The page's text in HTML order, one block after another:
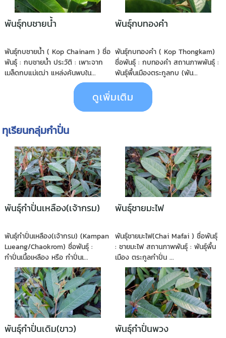
พันธุ์กบชายน้ำ
พันธุ์กบชายน้ำ ( Kop Chainam ) ชื่อ
พันธุ์ : กบชายน้ำ ประวัติ : เพาะจาก
เมล็ดกบแม่เฒ่า แหล่งค้นพบใน...
พันธุ์กบทองคำ
พันธุ์กบทองคำ ( Kop Thongkam)
ชื่อพันธุ์ : กบทองคำ สถานภาพพันธุ์ :
พันธุ์พื้นเมืองตระกูลกบ (พัน...
ดูเพิ่มเติม
ทุเรียนกลุ่มกำปั่น
พันธุ์กำปั่นเหลือง(เจ้ากรม)
พันธุ์กำปั่นเหลือง(เจ้ากรม) (Kampan
Lueang/Chaokrom) ชื่อพันธุ์ :
กำปั่นเนื้อเหลือง หรือ กำปั่นเ...
พันธุ์ชายมะไฟ
พันธุ์ชายมะไฟ(Chai Mafai ) ชื่อพันธุ์
: ชายมะไฟ สถานภาพพันธุ์ : พันธุ์พื้น
เมือง ตระกูลกำปั่น ...
พันธุ์กำปั่นเดิม(ขาว) พันธุ์กำปั่นพวง